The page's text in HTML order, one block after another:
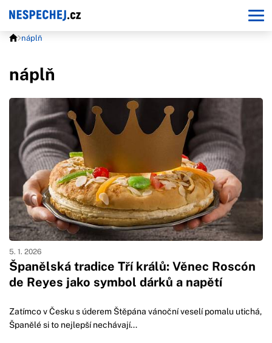
náplň
náplň
Španělská tradice Tří králů: Věnec Roscón
de Reyes jako symbol dárků a napětí
5. 1. 2026
Zatímco v Česku s úderem Štěpána vánoční veselí pomalu utichá,
Španělé si to nejlepší nechávají...